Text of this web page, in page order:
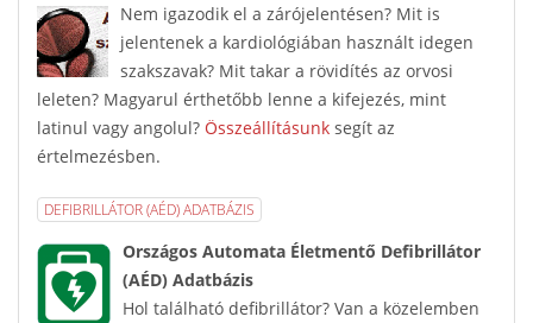
Nem igazodik el a zárójelentésen? Mit is
jelentenek a kardiológiában használt idegen
szakszavak? Mit takar a rövidítés az orvosi
leleten? Magyarul érthetőbb lenne a kifejezés, mint
latinul vagy angolul? Összeállításunk segít az
értelmezésben.
DEFIBRILLÁTOR (AÉD) ADATBÁZIS
Országos Automata Életmentő Defibrillátor
(AÉD) Adatbázis
Hol található defibrillátor? Van a közelemben